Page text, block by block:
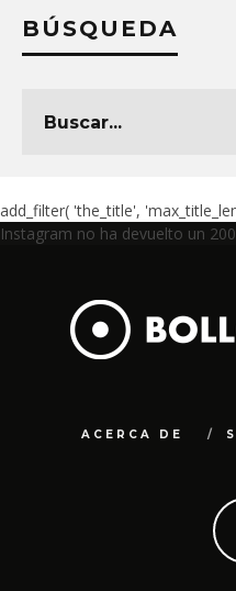
BÚSQUEDA
add_filter( 'the_title',
Instagram no ha devuelto un
ACERCA DE